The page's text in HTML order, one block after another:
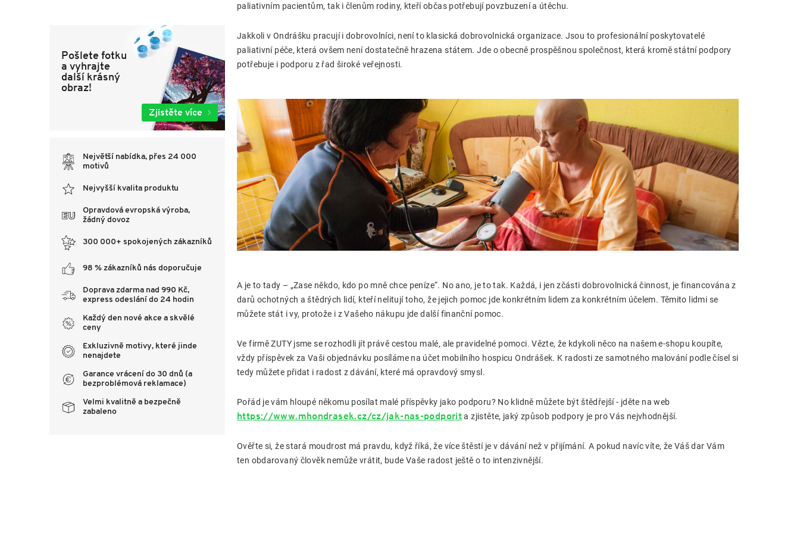
Pošlete fotku
a vyhrajte
další krásný
obraz!
Zjistěte více
Největší nabídka, přes 24 000
motivů
Nejvyšší kvalita produktu
Opravdová evropská výroba,
žádný dovoz
300 000+ spokojených zákazníků
98 % zákazníků nás doporučuje
Doprava zdarma nad 990 Kč,
express odeslání do 24 hodin
Každý den nové akce a skvělé
ceny
Exkluzivně motivy, které jinde
nenajdete
Garance vrácení do 30 dnů (a
bezproblémová reklamace)
Velmi kvalitně a bezpečně
zabaleno
paliativním pacientům, tak i členům rodiny, kteří občas potřebují povzbuzení a útěchu.
Jakkoli v Ondrášku pracují i dobrovolníci, není to klasická dobrovolnická organizace. Jsou to profesionální poskytovatelé
paliativní péče, která ovšem není dostatečně hrazena státem. Jde o obecně prospěšnou společnost, která kromě státní podpory
potřebuje i podporu z řad široké veřejnosti.
A je to tady – „Zase někdo, kdo po mně chce peníze“. No ano, je to tak. Každá, i jen zčásti dobrovolnická činnost, je financována z
darů ochotných a štědrých lidí, kteří nelitují toho, že jejich pomoc jde konkrétním lidem za konkrétním účelem. Těmito lidmi se
můžete stát i vy, protože i z Vašeho nákupu jde další finanční pomoc.
Ve firmě ZUTY jsme se rozhodli jít právě cestou malé, ale pravidelné pomoci. Vězte, že kdykoli něco na našem e-shopu koupíte,
vždy příspěvek za Vaši objednávku posíláme na účet mobilního hospicu Ondrášek. K radosti ze samotného malování podle čísel si
tedy můžete přidat i radost z dávání, které má opravdový smysl.
Pořád je vám hloupé někomu posílat malé příspěvky jako podporu? No klidně můžete být štědřejší - jděte na web
https://www.mhondrasek.cz/cz/jak-nas-podporita zjistěte, jaký způsob podpory je pro Vás nejvhodnější.
Ověřte si, že stará moudrost má pravdu, když říká, že více štěstí je v dávání než v přijímání. A pokud navíc víte, že Váš dar Vám
ten obdarovaný člověk nemůže vrátit, bude Vaše radost ještě o to intenzivnější.